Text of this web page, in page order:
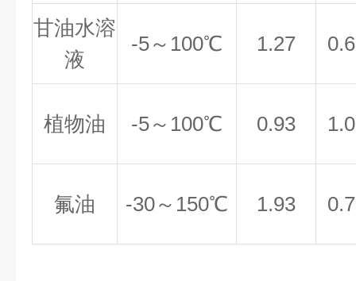
甘油水溶
液
-5～100℃ 1.27
植物油 -5～100℃ 0.93
氟油 -30～150℃ 1.93